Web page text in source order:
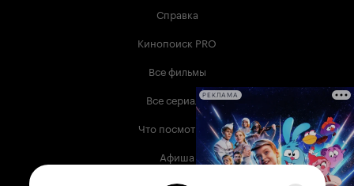
Справка
Кинопоиск PRO
Все фильмы
Все сериалы
Что посмотреть
Афиша
РЕКЛАМА